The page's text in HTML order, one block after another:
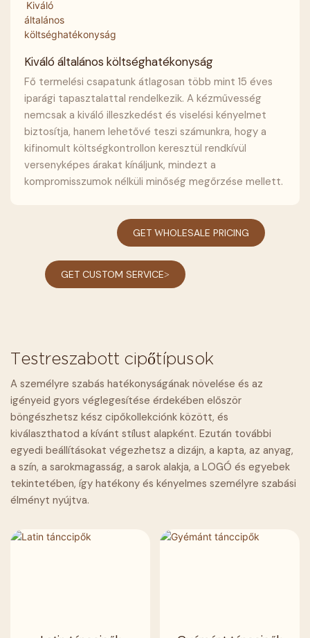
Kiváló általános költséghatékonyság
Fő termelési csapatunk átlagosan több mint 15 éves
iparági tapasztalattal rendelkezik. A kézművesség
nemcsak a kiváló illeszkedést és viselési kényelmet
biztosítja, hanem lehetővé teszi számunkra, hogy a
kifinomult költségkontrollon keresztül rendkívül
versenyképes árakat kínáljunk, mindezt a
kompromisszumok nélküli minőség megőrzése mellett.
GET WHOLESALE PRICING
GET CUSTOM SERVICE>
Testreszabott cipőtípusok
A személyre szabás hatékonyságának növelése és az
igényeid gyors véglegesítése érdekében először
böngészhetsz kész cipőkollekciónk között, és
kiválaszthatod a kívánt stílust alapként. Ezután további
egyedi beállításokat végezhetsz a dizájn, a kapta, az anyag,
a szín, a sarokmagasság, a sarok alakja, a LOGÓ és egyebek
tekintetében, így hatékony és kényelmes személyre szabási
élményt nyújtva.